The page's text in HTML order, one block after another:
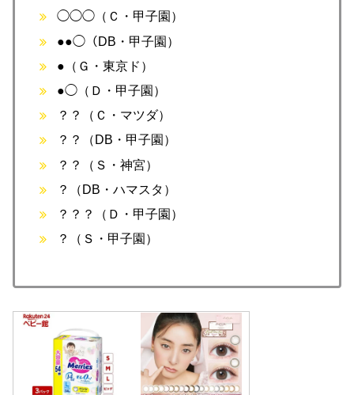
◯◯◯（Ｃ・甲子園）
●●◯（DB・甲子園）
●（Ｇ・東京ド）
●◯（Ｄ・甲子園）
？？（Ｃ・マツダ）
？？（DB・甲子園）
？？（Ｓ・神宮）
？（DB・ハマスタ）
？？？（Ｄ・甲子園）
？（Ｓ・甲子園）